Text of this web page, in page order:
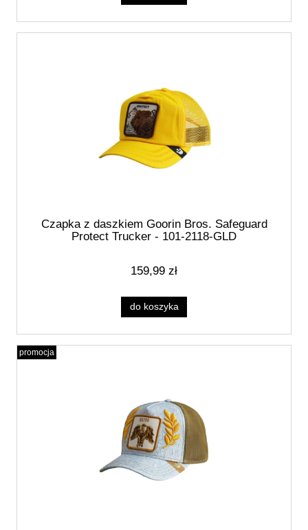
Czapka z daszkiem Goorin Bros. Safeguard
Protect Trucker - 101-2118-GLD
159,99 zł
do koszyka
promocja